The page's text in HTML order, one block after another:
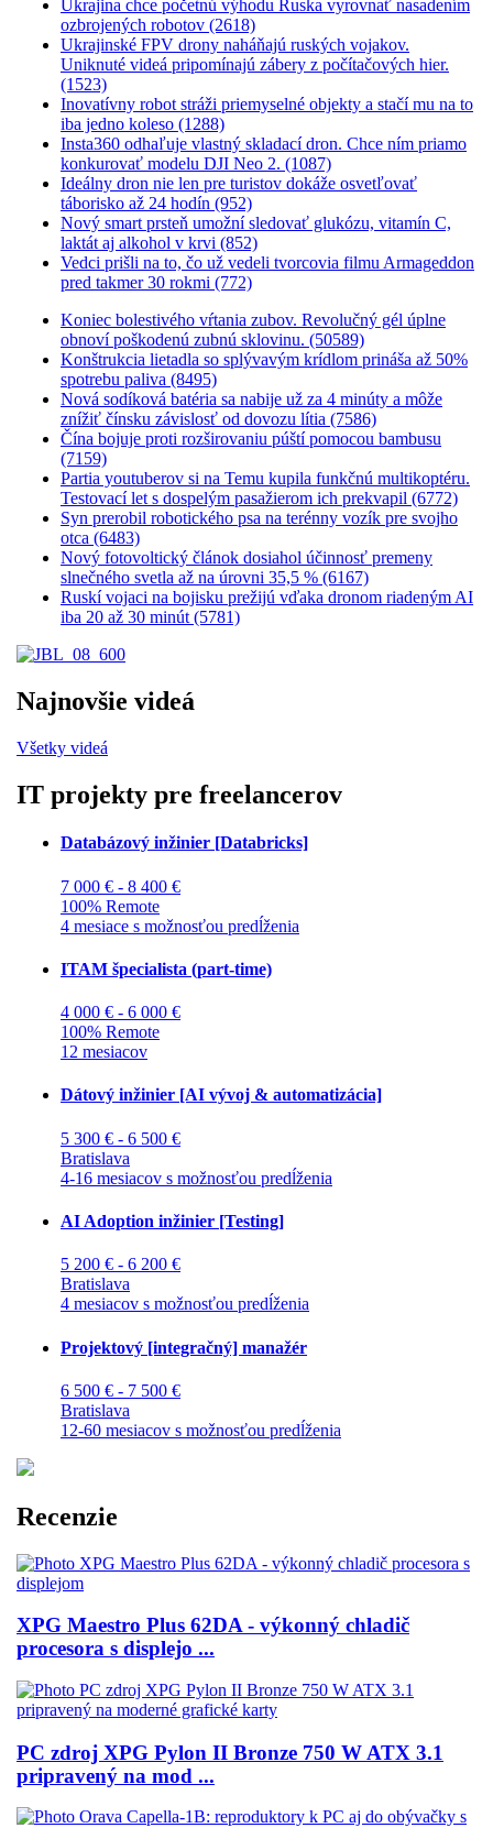
Ukrajina chce početnú výhodu Ruska vyrovnať nasadením
ozbrojených robotov (2618)
Ukrajinské FPV drony naháňajú ruských vojakov.
Uniknuté videá pripomínajú zábery z počítačových hier.
(1523)
Inovatívny robot stráži priemyselné objekty a stačí mu na to
iba jedno koleso (1288)
Insta360 odhaľuje vlastný skladací dron. Chce ním priamo
konkurovať modelu DJI Neo 2. (1087)
Ideálny dron nie len pre turistov dokáže osvetľovať
táborisko až 24 hodín (952)
Nový smart prsteň umožní sledovať glukózu, vitamín C,
laktát aj alkohol v krvi (852)
Vedci prišli na to, čo už vedeli tvorcovia filmu Armageddon
pred takmer 30 rokmi (772)
Koniec bolestivého vŕtania zubov. Revolučný gél úplne
obnoví poškodenú zubnú sklovinu. (50589)
Konštrukcia lietadla so splývavým krídlom prináša až 50%
spotrebu paliva (8495)
Nová sodíková batéria sa nabije už za 4 minúty a môže
znížiť čínsku závislosť od dovozu lítia (7586)
Čína bojuje proti rozširovaniu púští pomocou bambusu
(7159)
Partia youtuberov si na Temu kupila funkčnú multikoptéru.
Testovací let s dospelým pasažierom ich prekvapil (6772)
Syn prerobil robotického psa na terénny vozík pre svojho
otca (6483)
Nový fotovoltický článok dosiahol účinnosť premeny
slnečného svetla až na úrovni 35,5 % (6167)
Ruskí vojaci na bojisku prežijú vďaka dronom riadeným AI
iba 20 až 30 minút (5781)
Najnovšie videá
Všetky videá
IT projekty pre freelancerov
Databázový inžinier [Databricks]
7 000 € - 8 400 €
100% Remote
4 mesiace s možnosťou predĺženia
ITAM špecialista (part-time)
4 000 € - 6 000 €
100% Remote
12 mesiacov
Dátový inžinier [AI vývoj & automatizácia]
5 300 € - 6 500 €
Bratislava
4-16 mesiacov s možnosťou predĺženia
AI Adoption inžinier [Testing]
5 200 € - 6 200 €
Bratislava
4 mesiacov s možnosťou predĺženia
Projektový [integračný] manažér
6 500 € - 7 500 €
Bratislava
12-60 mesiacov s možnosťou predĺženia
Recenzie
XPG Maestro Plus 62DA - výkonný chladič
procesora s displejo ...
PC zdroj XPG Pylon II Bronze 750 W ATX 3.1
pripravený na mod ...